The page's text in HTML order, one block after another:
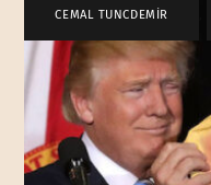
CEMAL TUNCDEMİR